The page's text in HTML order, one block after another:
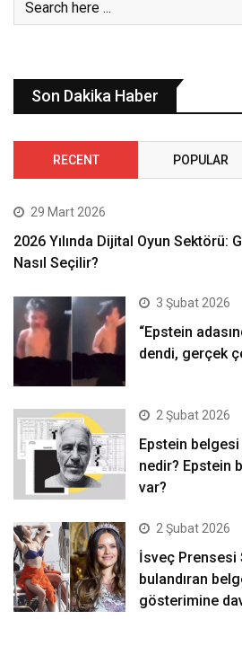
Son Dakika Haber
RECENT POPULAR
29 Mart 2026
2026 Yılında Dijital Oyun Sektörü:
Nasıl Seçilir?
3 Şubat 2026
“Epstein
dendi, gerçek
2 Şubat 2026
Epstein belgesi
nedir? Epstein
var?
2 Şubat 2026
İsveç Prensesi
bulandıran
gösterimine